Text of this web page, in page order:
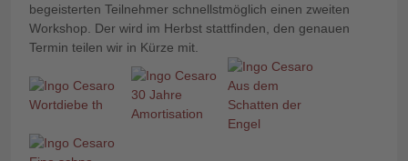
begeisterten Teilnehmer schnellstmöglich einen zweiten
Workshop. Der wird im Herbst stattfinden, den genauen
Termin teilen wir in Kürze mit.